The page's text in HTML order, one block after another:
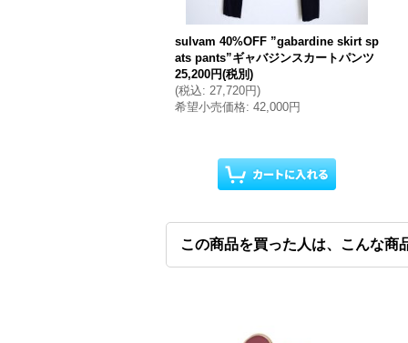
sulvam 40%OFF ”gabardine skirt sp
ats pants”ギャバジンスカートパンツ
25,200円(税別)
(税込: 27,720円)
希望小売価格: 42,000円
この商品を買った人は、こんな商